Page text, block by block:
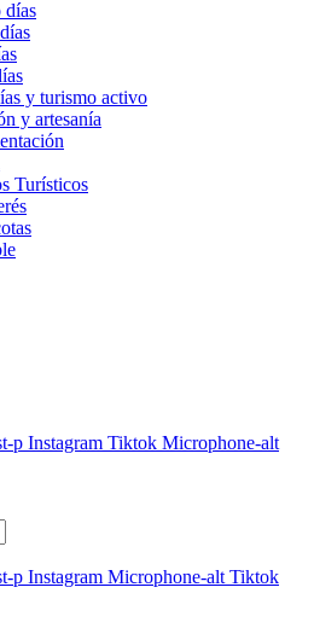
días
y turismo activo
y artesanía
Turísticos
p Instagram Tiktok Microphone-alt
p Instagram Microphone-alt Tiktok